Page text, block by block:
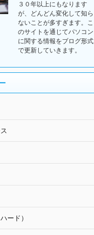
３０年以上にもなります
が、どんどん変化して知ら
ないことが多すぎます。こ
のサイトを通じてパソコン
に関する情報をブログ形式
で更新していきます。
ード）